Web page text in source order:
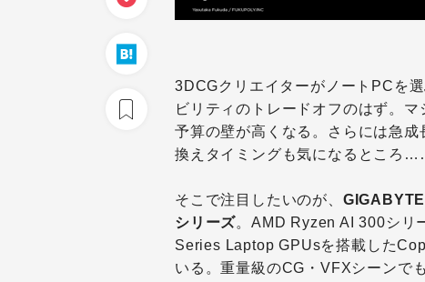
3DCGクリエイターがノートPCを
ビリティのトレードオフのはず。
予算の壁が高くなる。さらには急
換えタイミングも気になるところ
そこで注目したいのが、
シリーズ。AMD Ryzen AI 300シリ
Series Laptop GPUsを搭載した
いる。重量級のCG・VFXシーンで